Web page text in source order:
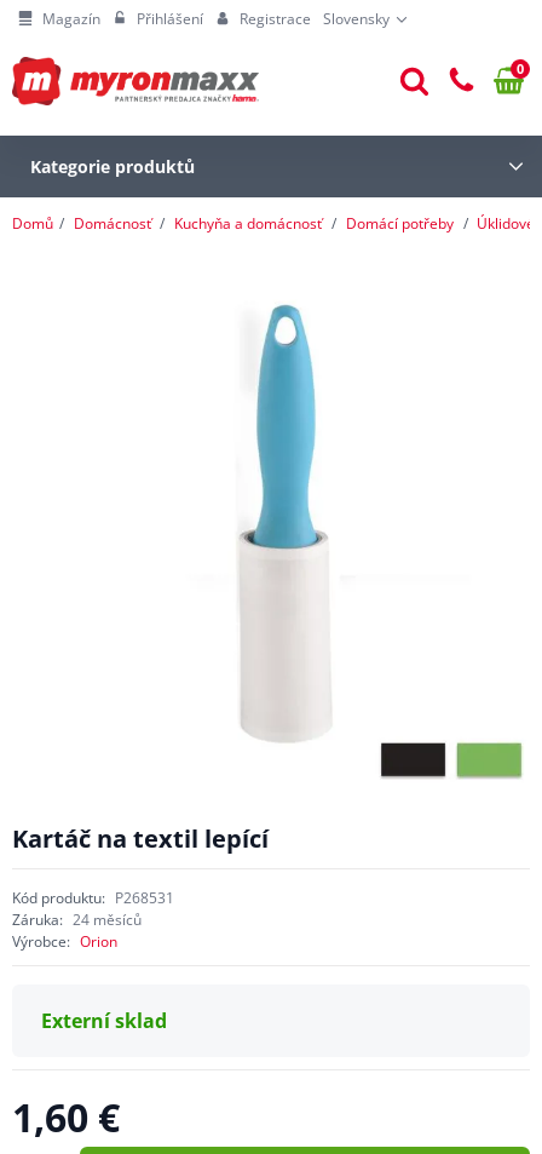
Magazín Přihlášení Registrace Slovensky
0
Kategorie produktů
Domů Domácnosť Kuchyňa a domácnosť Domácí potřeby Úklidové
Kartáč na textil lepící
Kód produktu: P268531
Záruka: 24 měsíců
Výrobce: Orion
Externí sklad
1,60 €